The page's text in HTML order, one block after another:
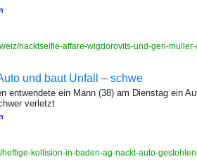
nacktselfie-affare-wigdorovits-und-geri-
und baut Unfall – schwe
entwendete ein Mann (38) am Dienstag ein
verletzt
heftige-kollision-in-baden-ag-nackt-auto-